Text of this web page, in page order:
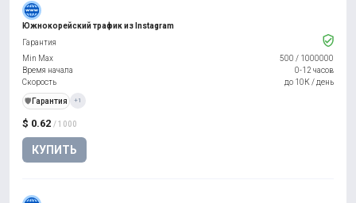
Южнокорейский трафик из Instagram
$ 0.62 / 1000
КУПИТЬ
Гарантия
Min Max
500 / 1000000
Время начала
0-12 часов
Скорость
до 10К / день
️🛡️ Гарантия +1